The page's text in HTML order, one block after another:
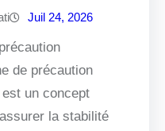
Juil 24, 2026
de précaution
est un concept
la stabilité